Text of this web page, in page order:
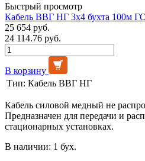
Быстрый просмотр
Кабель ВВГ НГ 3х4 бухта 100м
25 654 руб.
24 114.76 руб.
В корзину
Тип: Кабель ВВГ НГ
Кабель силовой медный не
Предназначен для передачи и
стационарных установках.
В наличии: 1 бух.